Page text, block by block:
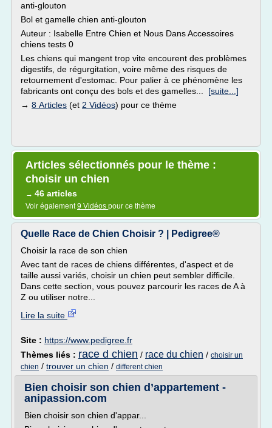
anti-glouton
Bol et gamelle chien anti-glouton
Auteur : Isabelle Entre Chien et Nous Dans Accessoires
chiens tests 0
Les chiens qui mangent trop vite encourent des problèmes
digestifs, de régurgitation, voire même des risques de
retournement d'estomac. Pour palier à ce phénomène les
fabricants ont conçu des bols et des gamelles... [suite...]
→ 8 Articles (et 2 Vidéos) pour ce thème
Articles sélectionnés pour le thème :
choisir un chien
→ 46 articles
Voir également9 Vidéos pour ce thème
Quelle Race de Chien Choisir ? | Pedigree®
Choisir la race de son chien
Avec tant de races de chiens différentes, d'aspect et de
taille aussi variés, choisir un chien peut sembler difficile.
Dans cette section, vous pouvez parcourir les races de A à
Z ou utiliser notre...
Lire la suite
Site : https://www.pedigree.fr
Thèmes liés : race d chien / race du chien / choisir un
chien / trouver un chien / different chien
Bien choisir son chien d’appartement -
anipassion.com
Bien choisir son chien d'appar...